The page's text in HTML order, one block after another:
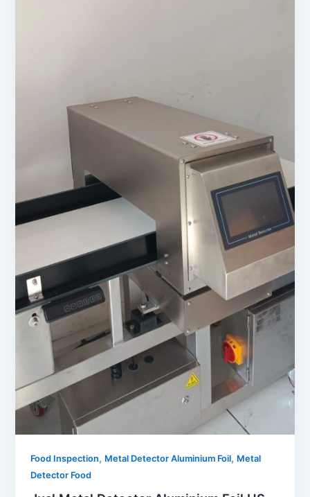
Food Inspection, Metal Detector Aluminium Foil, Metal
Detector Food